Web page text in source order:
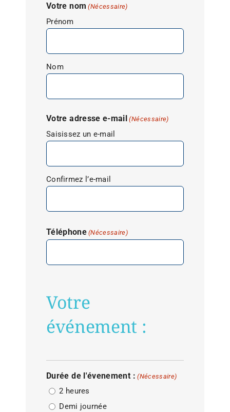
Votre nom (Nécessaire)
Prénom
Nom
Votre adresse e-mail (Nécessaire)
Saisissez un e-mail
Confirmez l’e-mail
Téléphone (Nécessaire)
Votre
événement :
Durée de l'évenement : (Nécessaire)
2 heures
Demi journée